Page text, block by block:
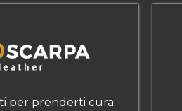
per prenderti cura